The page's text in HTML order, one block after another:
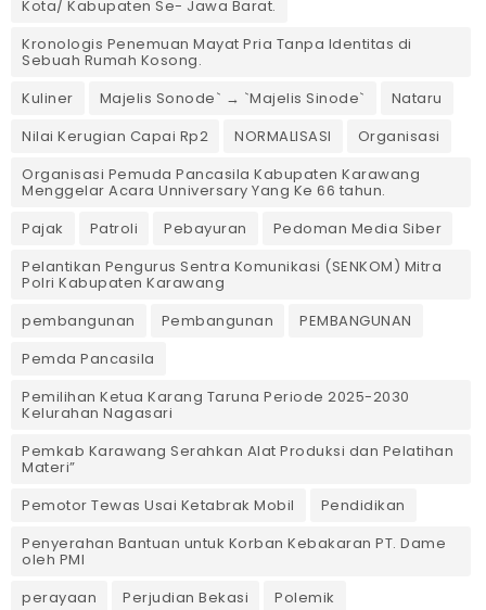
Kota/ Kabupaten Se- Jawa Barat.
Kronologis Penemuan Mayat Pria Tanpa Identitas di
Sebuah Rumah Kosong.
Kuliner
Majelis Sonode` → `Majelis Sinode`
Nataru
Nilai Kerugian Capai Rp2
NORMALISASI
Organisasi
Organisasi Pemuda Pancasila Kabupaten Karawang
Menggelar Acara Unniversary Yang Ke 66 tahun.
Pajak
Patroli Pebayuran
Pedoman Media Siber
Pelantikan Pengurus Sentra Komunikasi (SENKOM) Mitra
Polri Kabupaten Karawang
pembangunan
Pembangunan
PEMBANGUNAN
Pemda Pancasila
Pemilihan Ketua Karang Taruna Periode 2025-2030
Kelurahan Nagasari
Pemkab Karawang Serahkan Alat Produksi dan Pelatihan
Materi”
Pemotor Tewas Usai Ketabrak Mobil‎
Pendidikan
Penyerahan Bantuan untuk Korban Kebakaran PT. Dame
oleh PMI
perayaan
Perjudian Bekasi
Polemik